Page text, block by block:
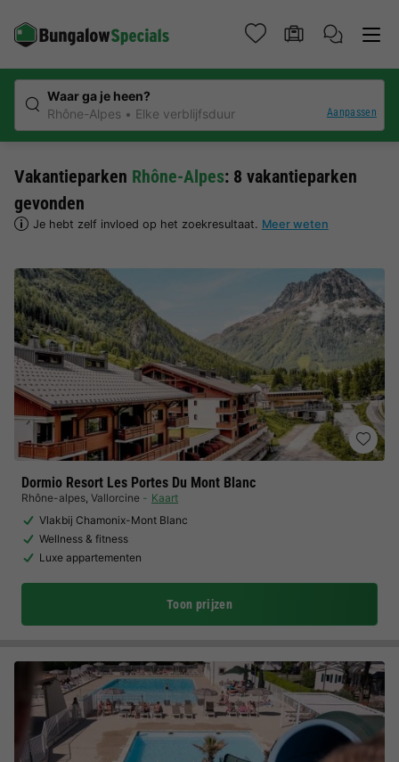
Waar ga je heen?
Rhône-Alpes
Elke verblijfsduur Aanpassen
Vakantieparken Rhône-Alpes: 8 vakantieparken
gevonden
Je hebt zelf invloed op het zoekresultaat. Meer weten
Dormio Resort Les Portes Du Mont Blanc
Rhône-alpes, Vallorcine
Kaart
Vlakbij Chamonix-Mont Blanc
Wellness & fitness
Luxe appartementen
Toon prijzen